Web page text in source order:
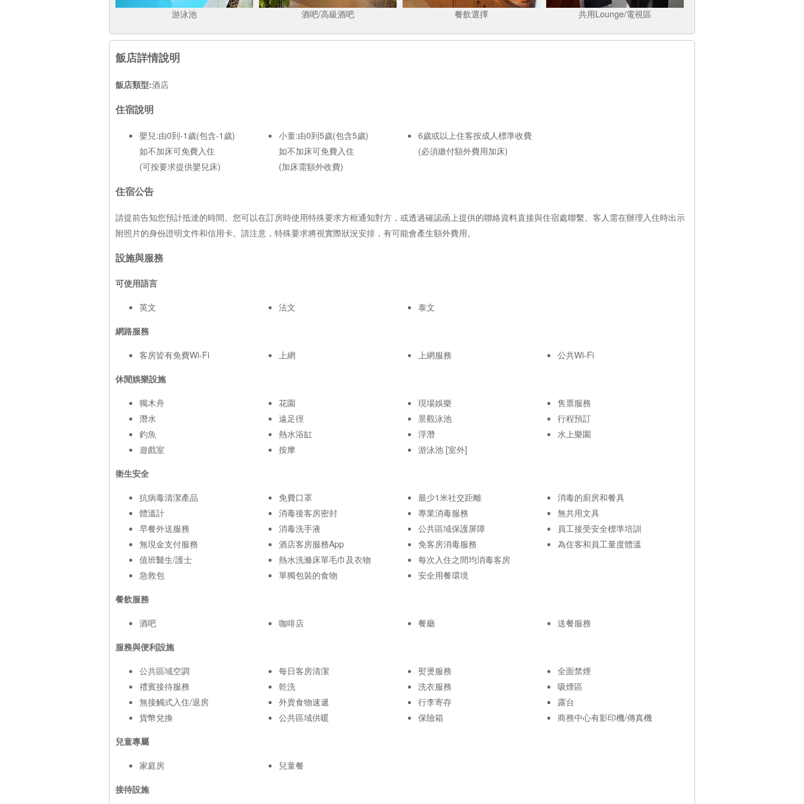
游泳池 酒吧/高級酒吧 餐飲選擇 共用Lounge/電視區
飯店詳情說明
飯店類型:酒店
住宿說明
嬰兒:由0到-1歲(包含-1歲)
如不加床可免費入住
(可按要求提供嬰兒床)
小童:由0到5歲(包含5歲)
如不加床可免費入住
(加床需額外收費)
6歲或以上住客按成人標準收費
(必須繳付額外費用加床)
住宿公告
請提前告知您預計抵達的時間。您可以在訂房時使用特殊要求方框通知對方，或透過確認函上提供的聯絡資料直接與住宿處聯繫。客人需在辦理入住時出示
附照片的身份證明文件和信用卡。請注意，特殊要求將視實際狀況安排，有可能會產生額外費用。
設施與服務
可使用語言
英文
法文
泰文
網路服務
客房皆有免費Wi-Fi
上網 上網服務
公共Wi-Fi
休閒娛樂設施
獨木舟
潛水
釣魚
遊戲室
花園
遠足徑
熱水浴缸
按摩
現場娛樂
景觀泳池
浮潛
游泳池 [室外]
售票服務
行程預訂
水上樂園
衛生安全
抗病毒清潔產品
體溫計
早餐外送服務
無現金支付服務
值班醫生/護士
急救包
免費口罩
消毒後客房密封
消毒洗手液
酒店客房服務App
熱水洗滌床單毛巾及衣物
單獨包裝的食物
最少1米社交距離
專業消毒服務
公共區域保護屏障
免客房消毒服務
每次入住之間均消毒客房
安全用餐環境
消毒的廚房和餐具
無共用文具
員工接受安全標準培訓
為住客和員工量度體溫
餐飲服務
酒吧
咖啡店 餐廳
送餐服務
服務與便利設施
公共區域空調
禮賓接待服務
無接觸式入住/退房
貨幣兌換
每日客房清潔
乾洗
外賣食物速遞
公共區域供暖
熨燙服務
洗衣服務
行李寄存
保險箱
全面禁煙
吸煙區
露台
商務中心有影印機/傳真機
兒童專屬
家庭房
兒童餐
接待設施